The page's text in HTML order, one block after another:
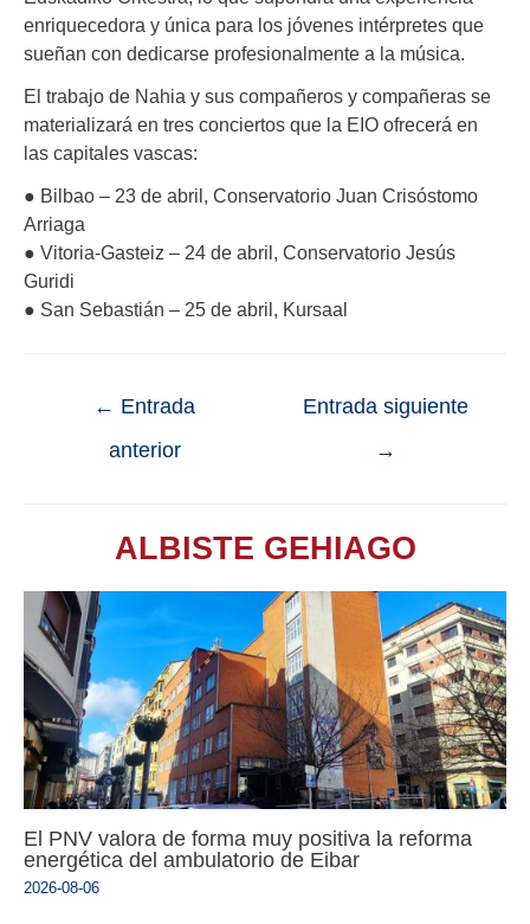
enriquecedora y única para los jóvenes intérpretes que
sueñan con dedicarse profesionalmente a la música.
El trabajo de Nahia y sus compañeros y compañeras se
materializará en tres conciertos que la EIO ofrecerá en
las capitales vascas:
● Bilbao – 23 de abril, Conservatorio Juan Crisóstomo
Arriaga
● Vitoria-Gasteiz – 24 de abril, Conservatorio Jesús
Guridi
● San Sebastián – 25 de abril, Kursaal
← Entrada
anterior
Entrada siguiente
→
ALBISTE GEHIAGO
El PNV valora de forma muy positiva la reforma
energética del ambulatorio de Eibar
2026-08-06